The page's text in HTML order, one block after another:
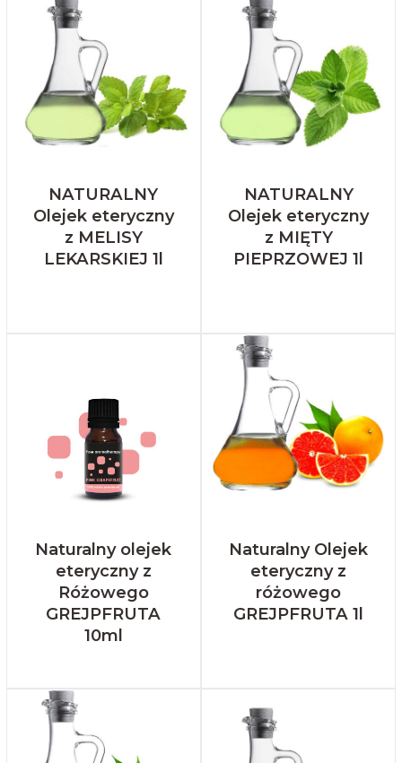
NATURALNY
Olejek eteryczny
z MELISY
LEKARSKIEJ 1l
NATURALNY
Olejek eteryczny
z MIĘTY
PIEPRZOWEJ 1l
Naturalny olejek
eteryczny z
Różowego
GREJPFRUTA
10ml
Naturalny Olejek
eteryczny z
różowego
GREJPFRUTA 1l